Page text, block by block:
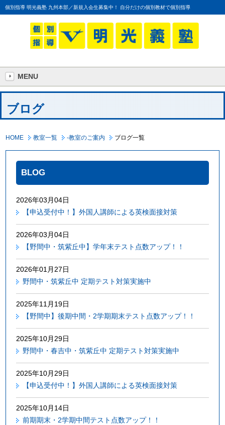
個別指導 明光義塾 九州本部／新規入会生募集中！ 自分だけの個別教材で個別指導
MENU
ブログ
HOME 教室一覧 -教室のご案内 ブログ一覧
BLOG
2026年03月04日
【申込受付中！】外国人講師による英検面接対策
2026年03月04日
【野間中・筑紫丘中】学年末テスト点数アップ！！
2026年01月27日
野間中・筑紫丘中 定期テスト対策実施中
2025年11月19日
【野間中】後期中間・2学期期末テスト点数アップ！！
2025年10月29日
野間中・春吉中・筑紫丘中 定期テスト対策実施中
2025年10月29日
【申込受付中！】外国人講師による英検面接対策
2025年10月14日
前期期末・2学期中間テスト点数アップ！！